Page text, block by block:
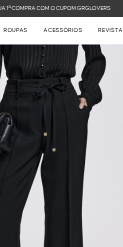
NAS COMPRAS ACIMA DE R$ 899
ROUPAS ACESSÓRIOS REVISTA